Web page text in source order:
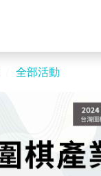
全部活動